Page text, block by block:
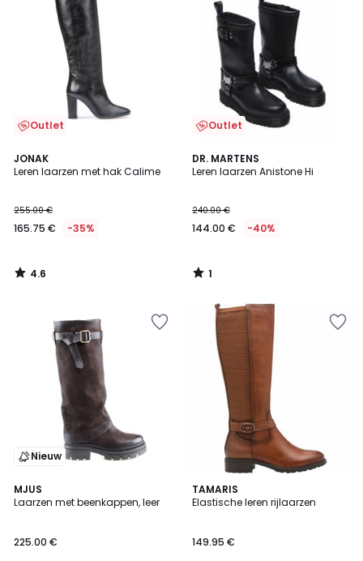
Outlet
JONAK
Leren laarzen met hak Calime
255.00 €
165.75 € -35%
4.6
/ 5
4.6
/
Outlet
DR. MARTENS
Leren laarzen Anistone Hi
240.00 €
144.00 € -40%
1
/
1
/
Nieuw
MJUS
Laarzen met beenkappen, leer
225.00 €
TAMARIS
Elastische leren rijlaarzen
149.95 €
5
/
2
Kleuren